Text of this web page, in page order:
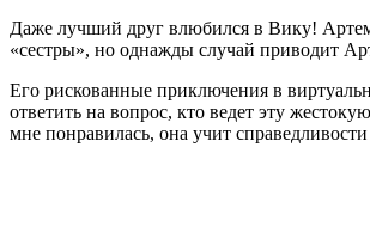
Даже лучший друг влюбился в Вику! Артем
«сестры», но однажды случай приводит
Его рискованные приключения в
ответить на вопрос, кто ведет эту
мне понравилась, она учит